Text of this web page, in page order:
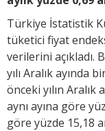
Türkiye İstatistik
tüketici fiyat
verilerini açıkladı.
yılı Aralık ayında
önceki yılın Aralık
aynı ayına göre
göre yüzde 15,18